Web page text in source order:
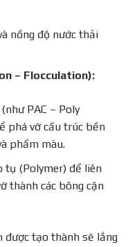
nồng độ nước thải
– Flocculation):
PAC – Poly
phá vỡ cấu trúc bền
phẩm màu.
tụ (Polymer) để liên
thành các bông cặn
được tạo thành sẽ lắng